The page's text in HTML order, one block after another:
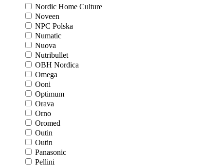
Nordic Home Culture
Noveen
NPC Polska
Numatic
Nuova
Nutribullet
OBH Nordica
Omega
Ooni
Optimum
Orava
Orno
Oromed
Outin
Outin
Panasonic
Pellini